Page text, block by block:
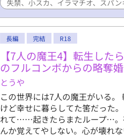
失禁、小スカ、イラマチオ、スパン
長編 完結 R18
【7人の魔王4】転生した
のフルコンボからの略奪
とうや
この世界には7人の魔王がいる
けど幸せに暮らしてた筈だった
れて……起きたらまたループ…。
んか覚えてやしない。心が壊れ